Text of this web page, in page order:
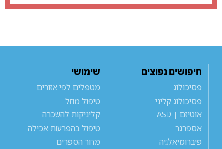
חיפושים נפוצים
פסיכולוג
פסיכולוג קליני
אוטיזם | ASD
אספרגר
פיברומיאלגיה
שימושי
מטפלים לפי אזורים
טיפול מוזל
קליניקות להשכרה
טיפול בהפרעות אכילה
מדור הספרים